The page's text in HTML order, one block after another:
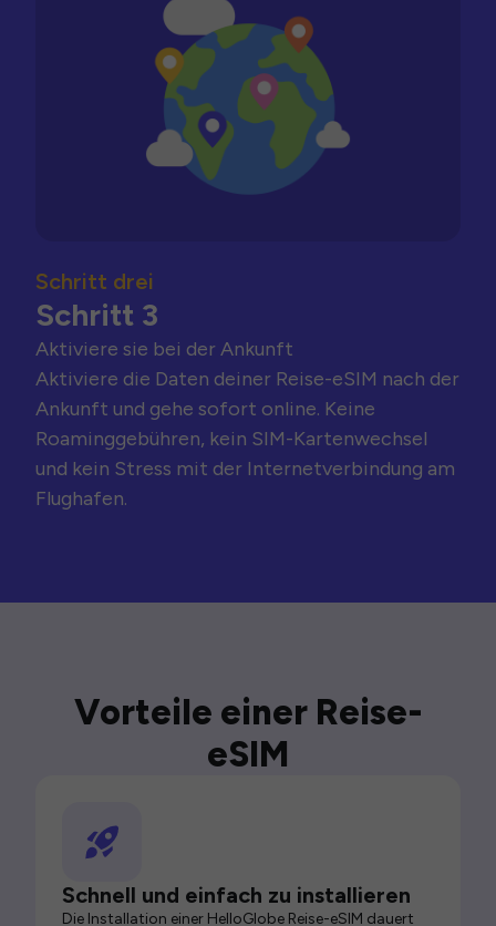
Schritt drei
Schritt 3
Aktiviere sie bei der Ankunft
Aktiviere die Daten deiner Reise-eSIM nach der
Ankunft und gehe sofort online. Keine
Roaminggebühren, kein SIM-Kartenwechsel
und kein Stress mit der Internetverbindung am
Flughafen.
Vorteile einer Reise-
eSIM
Schnell und einfach zu installieren
Die Installation einer HelloGlobe Reise-eSIM dauert